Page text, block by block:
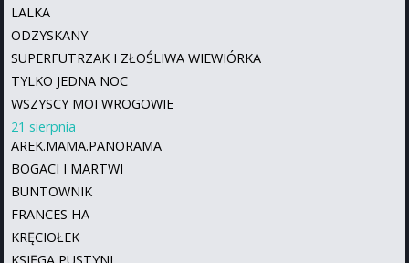
LALKA
ODZYSKANY
SUPERFUTRZAK I ZŁOŚLIWA WIEWIÓRKA
TYLKO JEDNA NOC
WSZYSCY MOI WROGOWIE
21 sierpnia
AREK.MAMA.PANORAMA
BOGACI I MARTWI
BUNTOWNIK
FRANCES HA
KRĘCIOŁEK
KSIĘGA PUSTYNI